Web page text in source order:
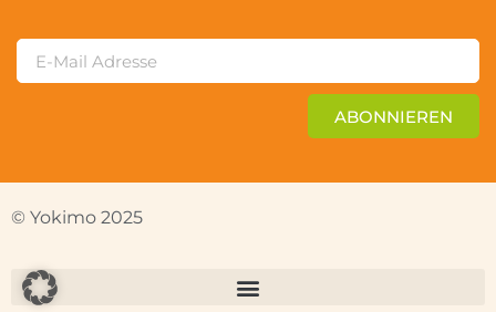
ABONNIEREN
© Yokimo 2025